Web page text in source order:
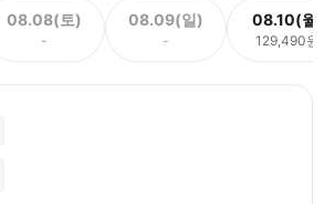
08.08(토)
-
08.09(일)
-
08.10(월)
129,490원